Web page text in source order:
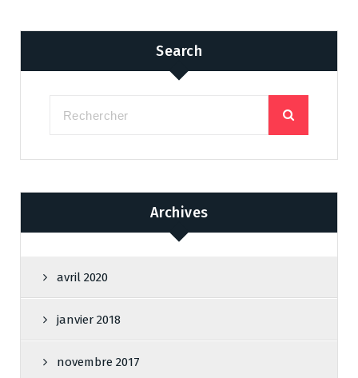
Search
Archives
avril 2020
janvier 2018
novembre 2017